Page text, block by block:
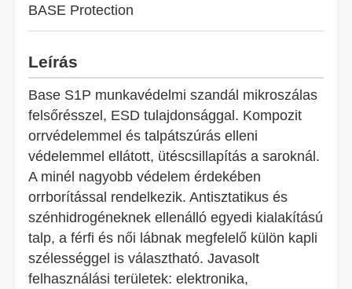
BASE Protection
Leírás
Base S1P munkavédelmi szandál mikroszálas
felsőrésszel, ESD tulajdonsággal. Kompozit
orrvédelemmel és talpátszúrás elleni
védelemmel ellátott, ütéscsillapítás a saroknál.
A minél nagyobb védelem érdekében
orrborítással rendelkezik. Antisztatikus és
szénhidrogéneknek ellenálló egyedi kialakítású
talp, a férfi és női lábnak megfelelő külön kapli
szélességgel is választható. Javasolt
felhasználási területek: elektronika,